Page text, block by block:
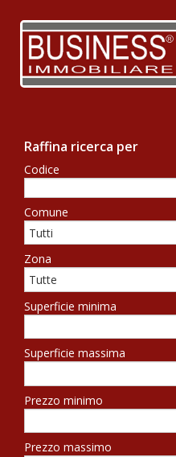
Raffina ricerca per
Codice
Comune
Zona
Superficie minima
Superficie massima
Prezzo minimo
Prezzo massimo